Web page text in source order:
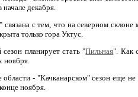
декабря.
связана с тем, что на северном
только гора Уктус.
планирует стать "Пильная". Как
ноября.
- "Качканарском" сезон еще
ноября.